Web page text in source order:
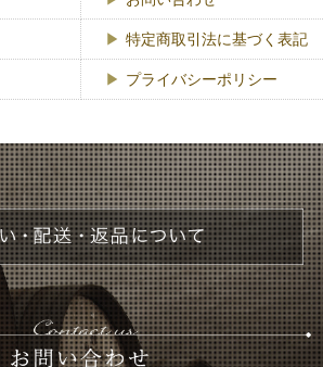
特定商取引法に基づく表記
プライバシーポリシー